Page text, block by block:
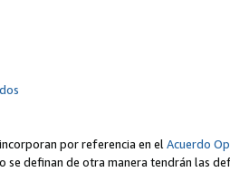
por referencia en elAcuerdo
definan de otra manera tendrán las